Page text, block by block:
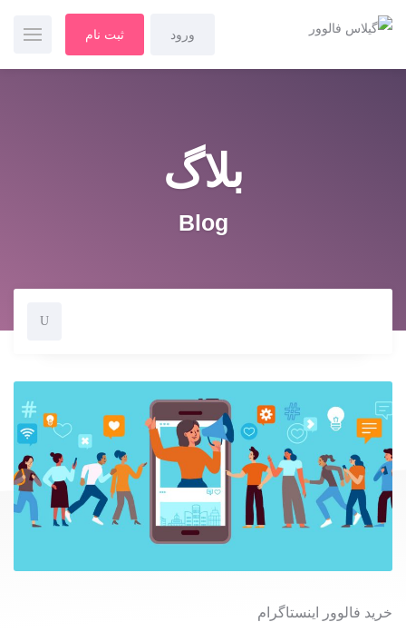
ورود ثبت نام
بلاگ
Blog
خرید فالوور اینستاگرام